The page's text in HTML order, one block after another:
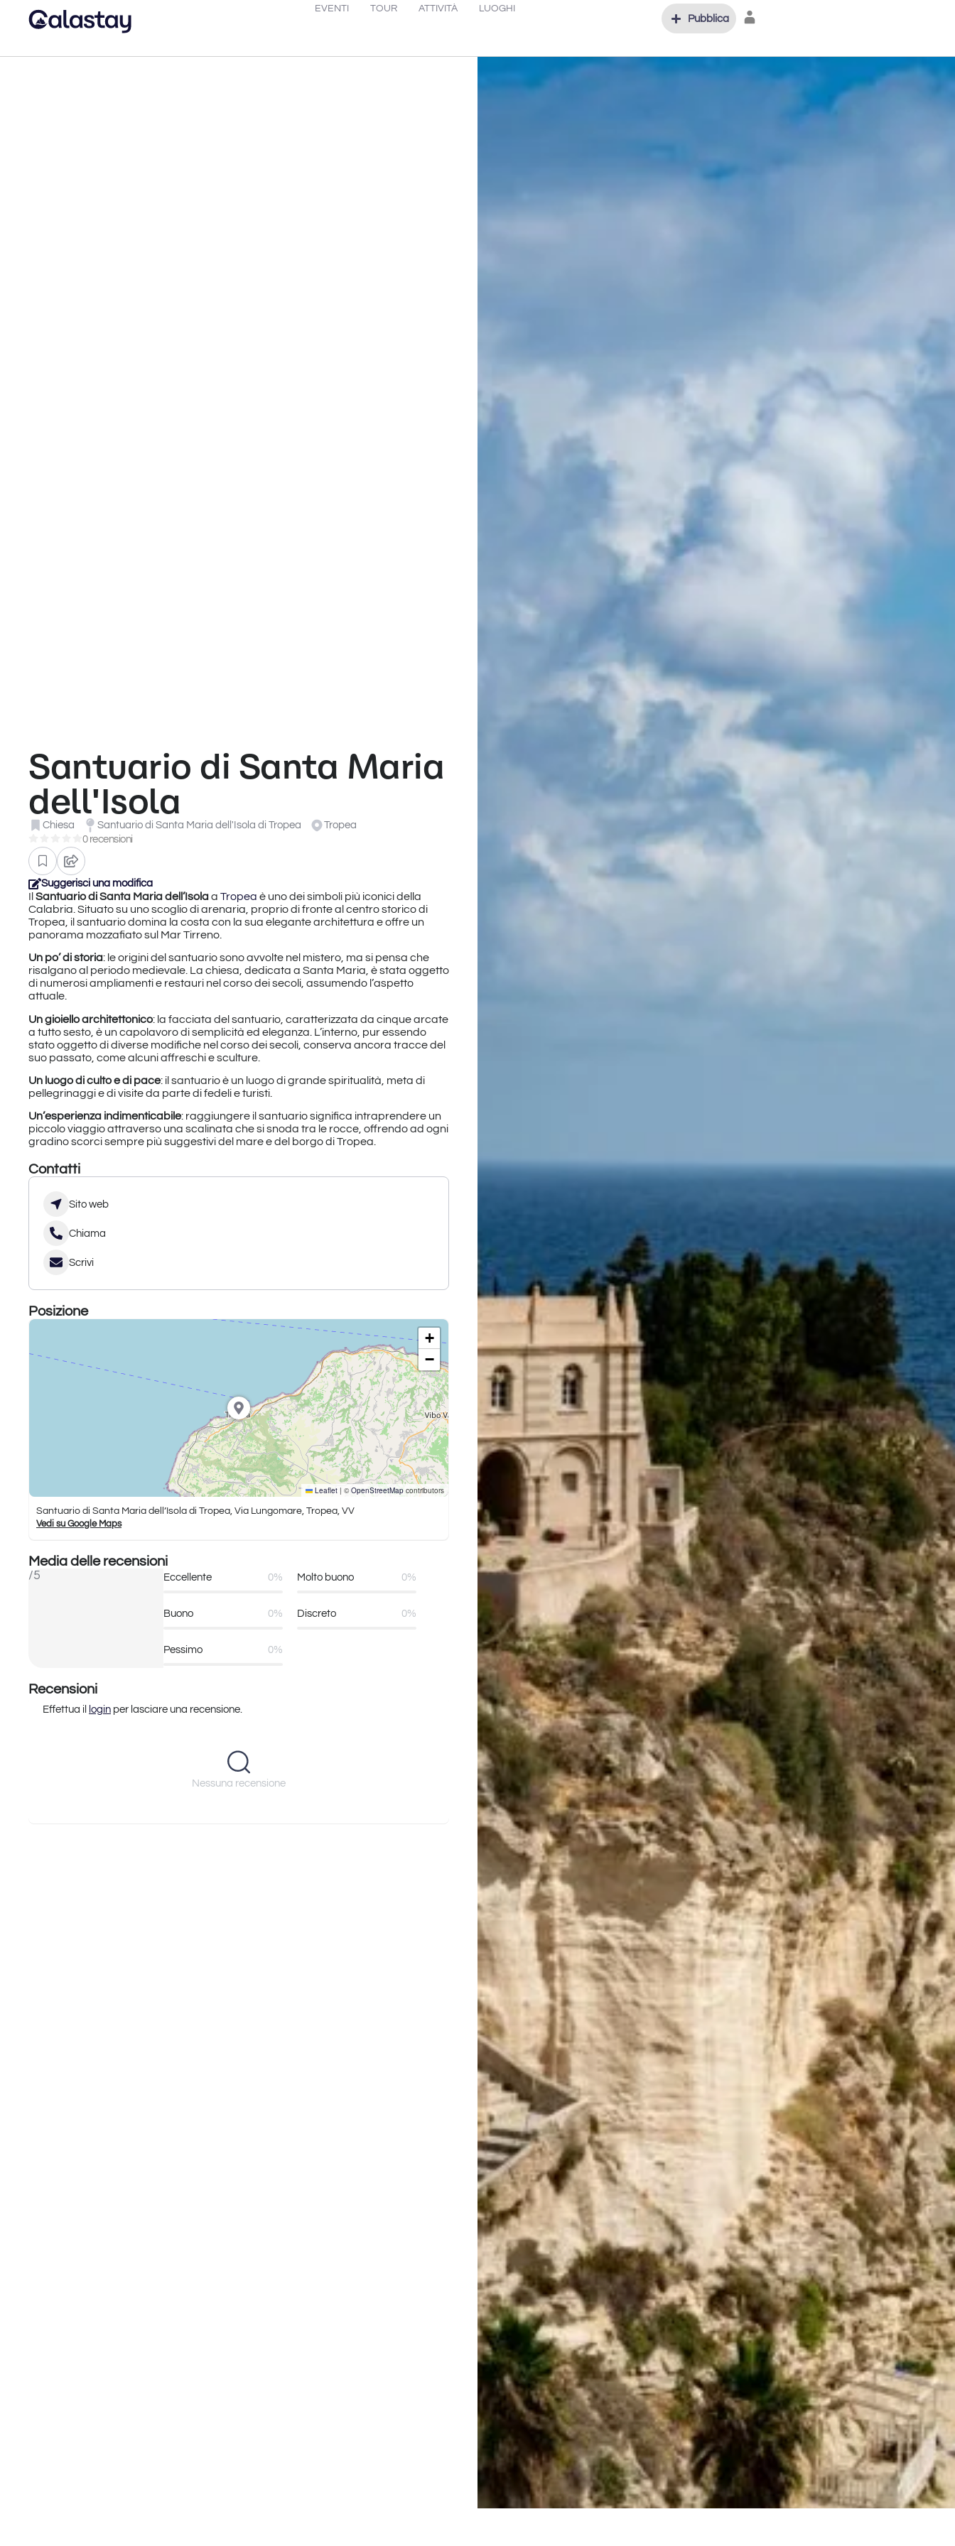
EVENTI TOUR ATTIVITÀ LUOGHI
Pubblica
Santuario di Santa Maria
dell'Isola
Chiesa Santuario di Santa Maria dell'Isola di Tropea
Tropea
0 recensioni
Suggerisci una modifica
Il Santuario di Santa Maria dell’Isolaa Tropea è uno dei simboli più iconici della
Calabria. Situato su uno scoglio di arenaria, proprio di fronte al centro storico di
Tropea, il santuario domina la costa con la sua elegante architettura e offre un
panorama mozzafiato sul Mar Tirreno.
Un po’ di storia: le origini del santuario sono avvolte nel mistero, ma si pensa che
risalgano al periodo medievale. La chiesa, dedicata a Santa Maria, è stata oggetto
di numerosi ampliamenti e restauri nel corso dei secoli, assumendo l’aspetto
attuale.
Un gioiello architettonico: la facciata del santuario, caratterizzata da cinque arcate
a tutto sesto, è un capolavoro di semplicità ed eleganza. L’interno, pur essendo
stato oggetto di diverse modifiche nel corso dei secoli, conserva ancora tracce del
suo passato, come alcuni affreschi e sculture.
Un luogo di culto e di pace: il santuario è un luogo di grande spiritualità, meta di
pellegrinaggi e di visite da parte di fedeli e turisti.
Un’esperienza indimenticabile: raggiungere il santuario significa intraprendere un
piccolo viaggio attraverso una scalinata che si snoda tra le rocce, offrendo ad ogni
gradino scorci sempre più suggestivi del mare e del borgo di Tropea.
Contatti
Sito web
Chiama
Scrivi
Posizione
+
−
Leaflet | ©OpenStreetMap contributors
Santuario di Santa Maria dell’Isola di Tropea, Via Lungomare, Tropea, VV
Vedi su Google Maps
Media delle recensioni
/5 Eccellente 0% Molto buono 0%
Buono 0% Discreto 0%
Pessimo 0%
Recensioni
Effettua il login per lasciare una recensione.
Nessuna recensione